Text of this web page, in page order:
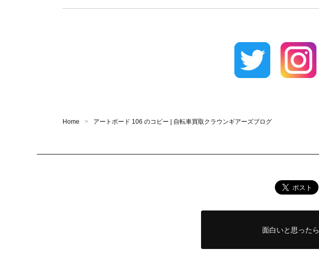
Home アートボード 106 のコピー | 自転車買取クラウンギアーズブログ
面白いと思ったら